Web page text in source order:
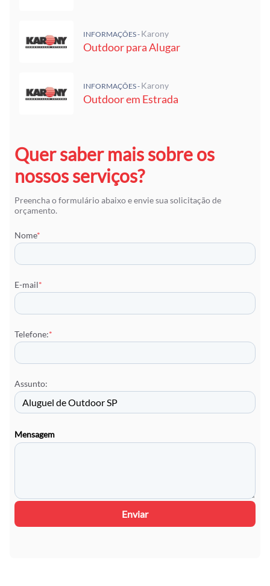
INFORMAÇÕES - Karony
Outdoor para Alugar
INFORMAÇÕES - Karony
Outdoor em Estrada
Quer saber mais sobre os
nossos serviços?
Preencha o formulário abaixo e envie sua solicitação de
orçamento.
Nome*
E-mail*
Telefone:*
Assunto:
Mensagem
Enviar